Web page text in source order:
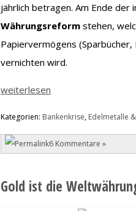
jährlich betragen. Am Ende der
Währungsreformstehen,
Papiervermögens
vernichten wird.
weiterlesen
Kategorien: Bankenkrise, Edelmetalle
6 Kommentare »
Gold ist die